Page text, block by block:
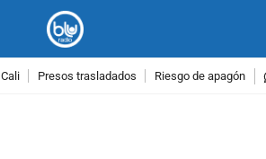
Cali Presos trasladados Riesgo de apagón